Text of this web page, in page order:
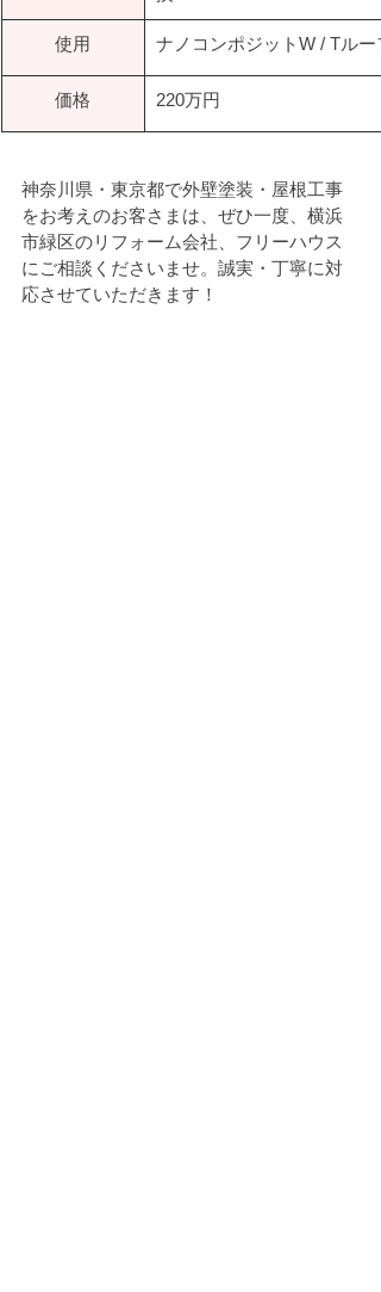
使用 ナノコンポジットW / Tルー
価格 220万円
神奈川県・東京都で外壁塗装・屋根工事
をお考えのお客さまは、ぜひ一度、横浜
市緑区のリフォーム会社、フリーハウス
にご相談くださいませ。誠実・丁寧に対
応させていただきます！